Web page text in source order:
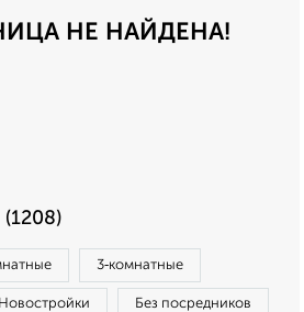
НЕ НАЙДЕНА!
3‑комнатные
Новостройки Без посредников